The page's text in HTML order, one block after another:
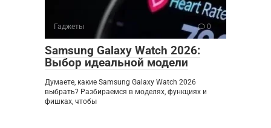
Гаджеты 0
Samsung Galaxy Watch 2026:
Выбор идеальной модели
Думаете, какие Samsung Galaxy Watch 2026
выбрать? Разбираемся в моделях, функциях и
фишках, чтобы